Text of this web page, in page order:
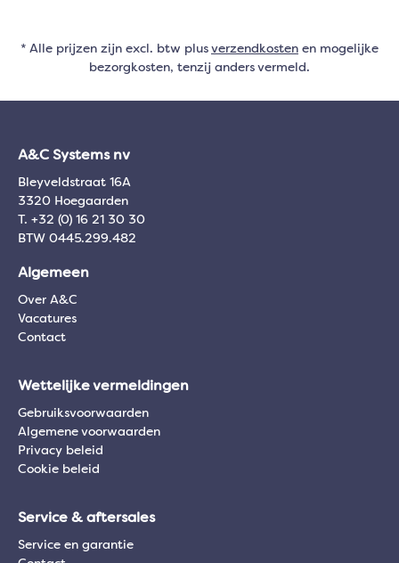
* Alle prijzen zijn excl. btw plus verzendkosten en mogelijke
bezorgkosten, tenzij anders vermeld.
A&C Systems nv
Bleyveldstraat 16A
3320 Hoegaarden
T. +32 (0) 16 21 30 30
BTW 0445.299.482
Algemeen
Over A&C
Vacatures
Contact
Wettelijke vermeldingen
Gebruiksvoorwaarden
Algemene voorwaarden
Privacy beleid
Cookie beleid
Service & aftersales
Service en garantie